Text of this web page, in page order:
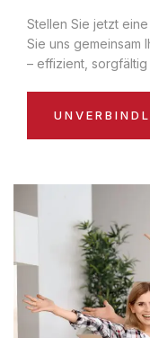
Stellen Sie jetzt eine
Sie uns gemeinsam
– effizient,